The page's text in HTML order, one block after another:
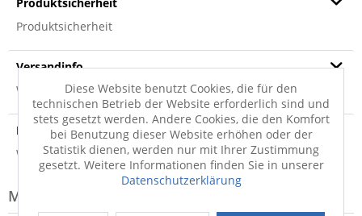
Produktsicherheit
Versandinfo
Weitere Informationen zum Versand...
Hersteller
Weitere Informationen zum Hersteller...
Modell-Familie: SIENA
Diese Website benutzt Cookies, die für den
technischen Betrieb der Website erforderlich sind und
stets gesetzt werden. Andere Cookies, die den Komfort
bei Benutzung dieser Website erhöhen oder der
Statistik dienen, werden nur mit Ihrer Zustimmung
gesetzt. Weitere Informationen finden Sie in unserer
Datenschutzerklärung